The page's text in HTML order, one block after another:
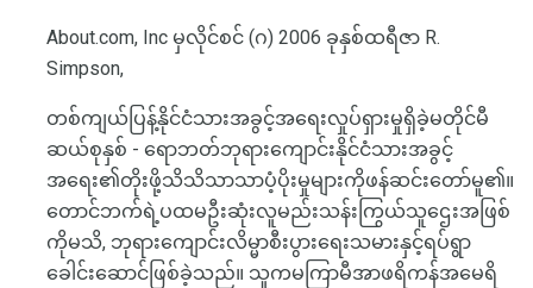
About.com, Inc မှလိုင်စင် (ဂ) 2006 ခုနှစ်ထရီဇာ R.
Simpson,
တစ်ကျယ်ပြန့်နိုင်ငံသားအခွင့်အရေးလှုပ်ရှားမှုရှိခဲ့မတိုင်မီ
ဆယ်စုနှစ် - ရောဘတ်ဘုရားကျောင်းနိုင်ငံသားအခွင့်
အရေး၏တိုးဖို့သိသိသာသာပံ့ပိုးမှုများကိုဖန်ဆင်းတော်မူ၏။
တောင်ဘက်ရဲ့ပထမဦးဆုံးလူမည်းသန်းကြွယ်သူဌေးအဖြစ်
ကိုမသိ, ဘုရားကျောင်းလိမ္မာစီးပွားရေးသမားနှင့်ရပ်ရွာ
ခေါင်းဆောင်ဖြစ်ခဲ့သည်။ သူကမကြာမီအာဖရိကန်အမေရိ